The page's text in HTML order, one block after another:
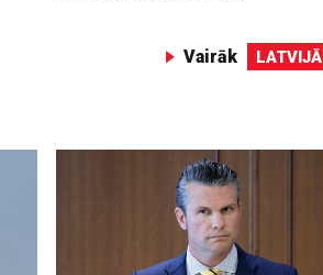
Vairāk LATVIJĀ